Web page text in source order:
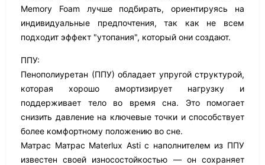
Memory Foam лучше подбирать, ориентируясь на
индивидуальные предпочтения, так как не всем
подходит эффект "утопания", который они создают.
ППУ:
Пенополиуретан (ППУ) обладает упругой структурой,
которая хорошо амортизирует нагрузку и
поддерживает тело во время сна. Это помогает
снизить давление на ключевые точки и способствует
более комфортному положению во сне.
Матрас Матрас Materlux Asti с наполнителем из ППУ
известен своей износостойкостью — он сохраняет